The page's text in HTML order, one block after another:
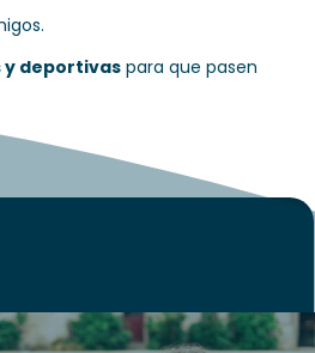
deportivaspara que pasen